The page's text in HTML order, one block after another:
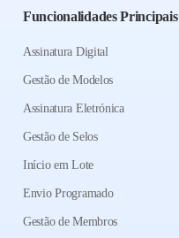
Funcionalidades Principais
Assinatura Digital
Gestão de Modelos
Assinatura Eletrónica
Gestão de Selos
Início em Lote
Envio Programado
Gestão de Membros